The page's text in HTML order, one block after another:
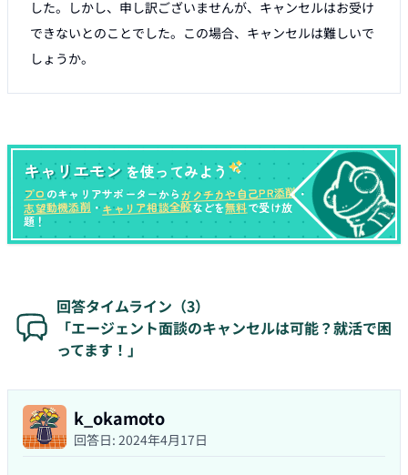
した。しかし、申し訳ございませんが、キャンセルはお受け
できないとのことでした。この場合、キャンセルは難しいで
しょうか。
キャリエモン を使ってみよう
プロ のキャリアサポーターからガクチカや自己PR添削・
志望動機添削 ・キャリア相談全般などを無料で受け放
題！
回答タイムライン（3）
「エージェント面談のキャンセルは可能？就活で困
ってます！」
k_okamoto
回答日: 2024年4月17日